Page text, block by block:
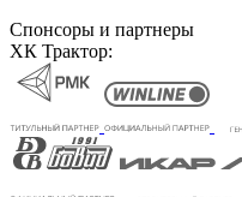
Спонсоры и партнеры
ХК Трактор: